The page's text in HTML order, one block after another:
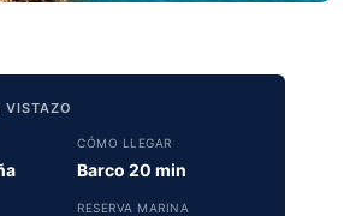
VISTAZO
CÓMO LLEGAR
Barco 20 min
RESERVA MARINA